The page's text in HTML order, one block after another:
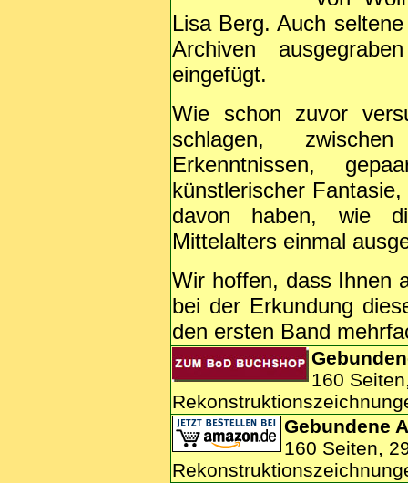
Lisa Berg. Auch
Archiven
eingefügt.
Wie schon zuvor
schlagen,
Erkenntnissen,
künstlerischer
davon haben, wie
Mittelalters einmal
Wir hoffen, dass Ihnen
bei der Erkundung
den ersten Band
160
Gebundene
160 Seiten,